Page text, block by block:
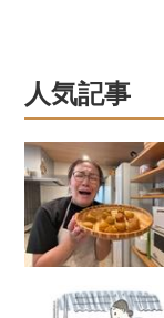
人気記事